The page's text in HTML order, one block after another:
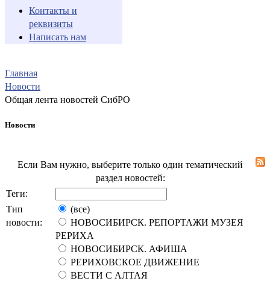
Контакты и
реквизиты
Написать нам
Главная
Новости
Общая лента новостей СибРО
Новости
Если Вам нужно, выберите только один тематический
раздел новостей:
Теги:
Тип
новости:
(все)
НОВОСИБИРСК. РЕПОРТАЖИ МУЗЕЯ
РЕРИХА
НОВОСИБИРСК. АФИША
РЕРИХОВСКОЕ ДВИЖЕНИЕ
ВЕСТИ С АЛТАЯ